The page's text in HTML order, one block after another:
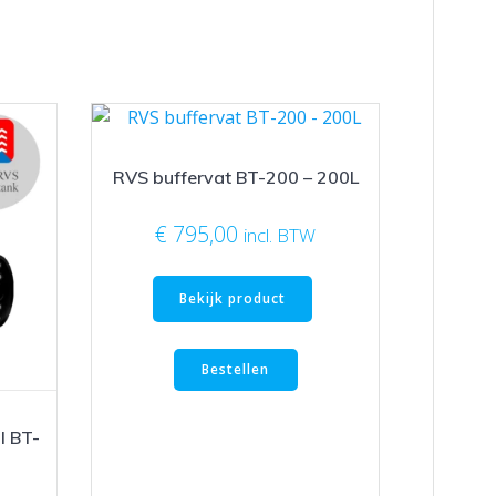
BT-
RVS buffervat BT-200 – 200L
€ 795,00 incl. BTW
Bekijk product
Bestellen